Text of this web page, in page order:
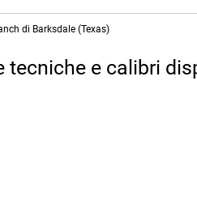
di Barksdale (Texas)
tecniche e calibri